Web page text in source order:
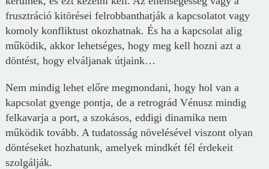
frusztráció kitörései felrobbanthatják a kapcsolatot vagy
komoly konfliktust okozhatnak. És ha a kapcsolat alig
működik, akkor lehetséges, hogy meg kell hozni azt a
döntést, hogy elváljanak útjaink…
Nem mindig lehet előre megmondani, hogy hol van a
kapcsolat gyenge pontja, de a retrográd Vénusz mindig
felkavarja a port, a szokásos, eddigi dinamika nem
működik tovább. A tudatosság növelésével viszont olyan
döntéseket hozhatunk, amelyek mindkét fél érdekeit
szolgálják.